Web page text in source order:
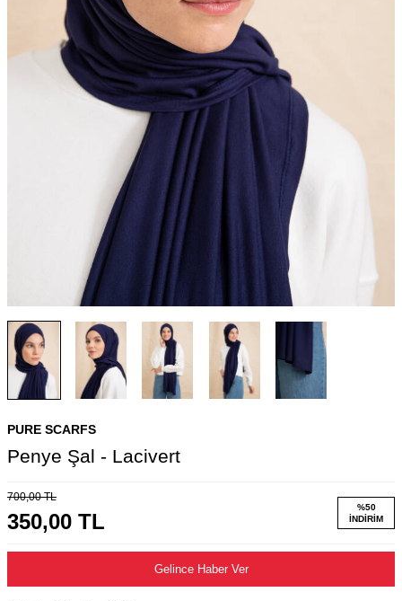
PURE SCARFS
Penye Şal - Lacivert
700,00TL
350,00 TL
%50
İNDIRIM
Gelince Haber Ver